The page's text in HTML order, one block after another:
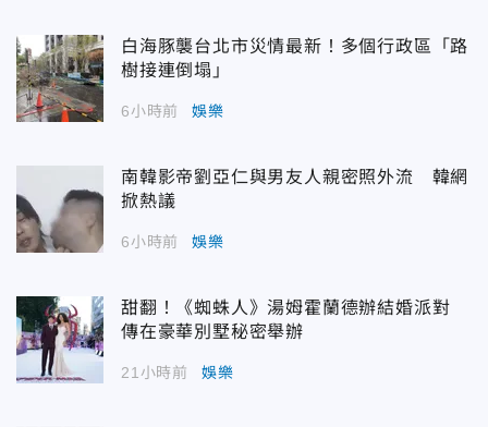
白海豚襲台北市災情最新！多個行政區「路
樹接連倒塌」
6小時前 娛樂
南韓影帝劉亞仁與男友人親密照外流 韓網
掀熱議
6小時前 娛樂
甜翻！《蜘蛛人》湯姆霍蘭德辦結婚派對
傳在豪華別墅秘密舉辦
21小時前 娛樂